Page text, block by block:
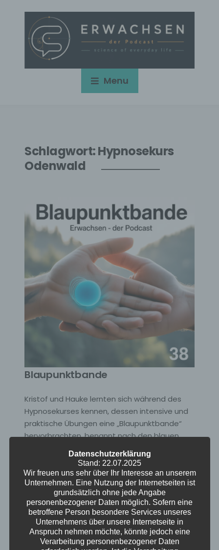
Menu
Schlagwort:Hypnosekurs
Odenwald
Blaupunktbande
Kristof und Hauke lernten sich während des
Hypnosekurses kennen, dessen intensive und
praktische Übungen eine „Blaupunktbande“
hervorbrachten, benannt nach den blauen
Hauke berichtet von seiner vielseitigen und
fordernden Arbeit als Psychologe in
Einrichtungen für Menschen mit Behinderung.
Es entspinnt sich eine komplexe Diskussion
über den Mindestlohn in Werkstätten für
Menschen mit Behinderung und die
Herausforderungen ihrer Integration in die
Gesellschaft. Im "Trash der Woche" werden
Datenschutzerklärung
Stand: 22.07.2025
Wir freuen uns sehr über Ihr Interesse an unserem
Unternehmen. Eine Nutzung der Internetseiten ist
grundsätzlich ohne jede Angabe
personenbezogener Daten möglich. Sofern eine
betroffene Person besondere Services unseres
Unternehmens über unsere Internetseite in
Anspruch nehmen möchte, könnte jedoch eine
Verarbeitung personenbezogener Daten